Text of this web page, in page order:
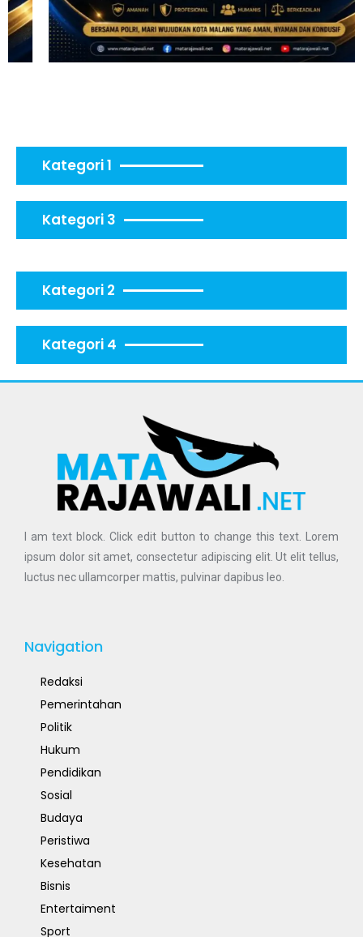
Kategori 1
Kategori 3
Kategori 2
Kategori 4
I am text block. Click edit button to change this text. Lorem
ipsum dolor sit amet, consectetur adipiscing elit. Ut elit tellus,
luctus nec ullamcorper mattis, pulvinar dapibus leo.
Navigation
Redaksi
Pemerintahan
Politik
Hukum
Pendidikan
Sosial
Budaya
Peristiwa
Kesehatan
Bisnis
Entertaiment
Sport